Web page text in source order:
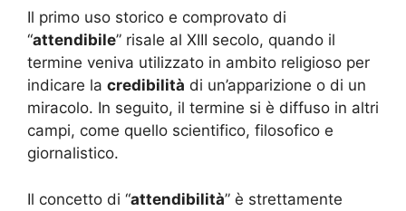
Il primo uso storico e comprovato di
“attendibile” risale al XIII secolo, quando il
termine veniva utilizzato in ambito religioso per
indicare la credibilità di un’apparizione o di un
miracolo. In seguito, il termine si è diffuso in altri
campi, come quello scientifico, filosofico e
giornalistico.
Il concetto di “attendibilità” è strettamente